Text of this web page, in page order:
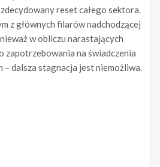
reset całego sektora.
z głównych filarów nadchodzącej
w obliczu narastających
zapotrzebowania na świadczenia
– dalsza stagnacja jest niemożliwa.